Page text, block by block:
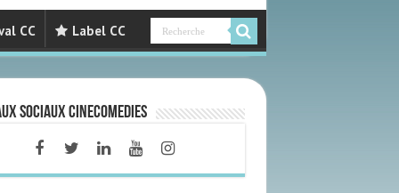
CC Label CC
sociaux CineComedies